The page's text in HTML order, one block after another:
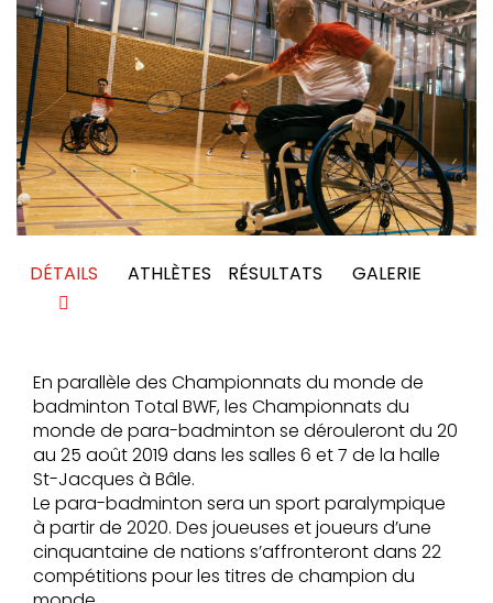
DÉTAILS ATHLÈTES RÉSULTATS GALERIE
En parallèle des Championnats du monde de
badminton Total BWF, les Championnats du
monde de para-badminton se dérouleront du 20
au 25 août 2019 dans les salles 6 et 7 de la halle
St-Jacques à Bâle.
Le para-badminton sera un sport paralympique
à partir de 2020. Des joueuses et joueurs d’une
cinquantaine de nations s’affronteront dans 22
compétitions pour les titres de champion du